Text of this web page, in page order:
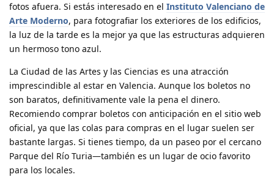
fotos afuera. Si estás interesado en el Instituto Valenciano de
Arte Moderno, para fotografiar los exteriores de los edificios,
la luz de la tarde es la mejor ya que las estructuras adquieren
un hermoso tono azul.
La Ciudad de las Artes y las Ciencias es una atracción
imprescindible al estar en Valencia. Aunque los boletos no
son baratos, definitivamente vale la pena el dinero.
Recomiendo comprar boletos con anticipación en el sitio web
oficial, ya que las colas para compras en el lugar suelen ser
bastante largas. Si tienes tiempo, da un paseo por el cercano
Parque del Río Turia—también es un lugar de ocio favorito
para los locales.